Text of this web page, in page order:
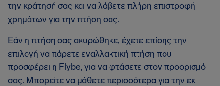
την κράτησή σας και να λάβετε πλήρη επιστροφή
χρημάτων για την πτήση σας.
Εάν η πτήση σας ακυρώθηκε, έχετε επίσης την
επιλογή να πάρετε εναλλακτική πτήση που
προσφέρει η Flybe, για να φτάσετε στον προορισμό
σας. Μπορείτε να μάθετε περισσότερα για την εκ